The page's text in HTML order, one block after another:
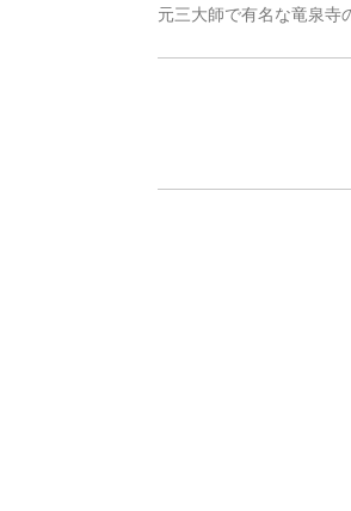
元三大師で有名な竜泉寺